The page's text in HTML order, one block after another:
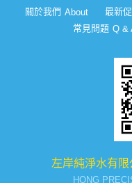
關於我們 About 最新
常見問題 Q &
左岸純淨水有限
HONG